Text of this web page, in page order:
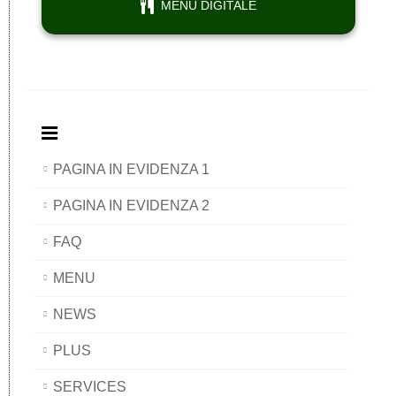
MENU DIGITALE
PAGINA IN EVIDENZA 1
PAGINA IN EVIDENZA 2
FAQ
MENU
NEWS
PLUS
SERVICES